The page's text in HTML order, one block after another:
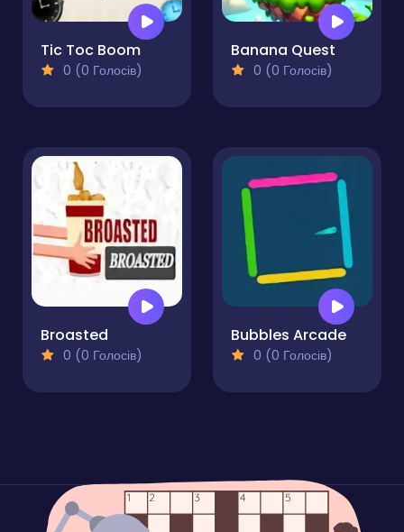
Tic Toc Boom
0 (0 Голосів)
Banana Quest
0 (0 Голосів)
Broasted
0 (0 Голосів)
Bubbles Arcade
0 (0 Голосів)